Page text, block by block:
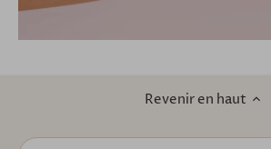
Revenir en haut